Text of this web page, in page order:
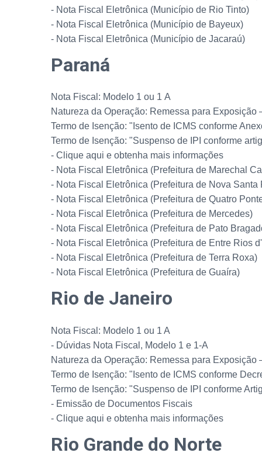
- Nota Fiscal Eletrônica (Município de Rio Tinto)
- Nota Fiscal Eletrônica (Município de Bayeux)
- Nota Fiscal Eletrônica (Município de Jacaraú)
Paraná
Nota Fiscal: Modelo 1 ou 1 A
Natureza da Operação: Remessa para Exposição
Termo de Isenção: "Isento de ICMS conforme
Termo de Isenção: "Suspenso de IPI conforme
- Clique aqui e obtenha mais informações
- Nota Fiscal Eletrônica (Prefeitura de Marechal
- Nota Fiscal Eletrônica (Prefeitura de Nova Santa
- Nota Fiscal Eletrônica (Prefeitura de Quatro
- Nota Fiscal Eletrônica (Prefeitura de Mercedes)
- Nota Fiscal Eletrônica (Prefeitura de Pato
- Nota Fiscal Eletrônica (Prefeitura de Entre Rios
- Nota Fiscal Eletrônica (Prefeitura de Terra Roxa)
- Nota Fiscal Eletrônica (Prefeitura de Guaíra)
Rio de Janeiro
Nota Fiscal: Modelo 1 ou 1 A
- Dúvidas Nota Fiscal, Modelo 1 e 1-A
Natureza da Operação: Remessa para Exposição
Termo de Isenção: "Isento de ICMS conforme
Termo de Isenção: "Suspenso de IPI conforme
- Emissão de Documentos Fiscais
- Clique aqui e obtenha mais informações
Rio Grande do Norte